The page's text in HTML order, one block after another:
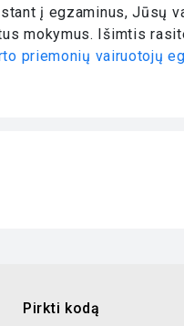
į egzaminus, Jūsų
mokymus. Išimtis
priemonių vairuotojų
Pirkti kodą